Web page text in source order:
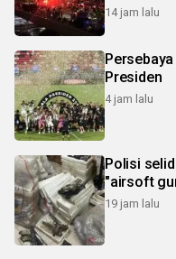
14 jam lalu
Presiden
4 jam lalu
Polisi
"airsoft
19 jam lalu